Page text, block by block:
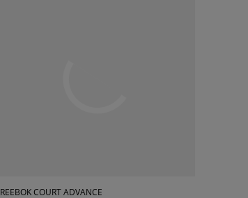
REEBOK COURT ADVANCE